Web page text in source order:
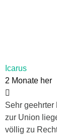
Icarus
2 Monate her
Sehr geehrter
zur Union
völlig zu